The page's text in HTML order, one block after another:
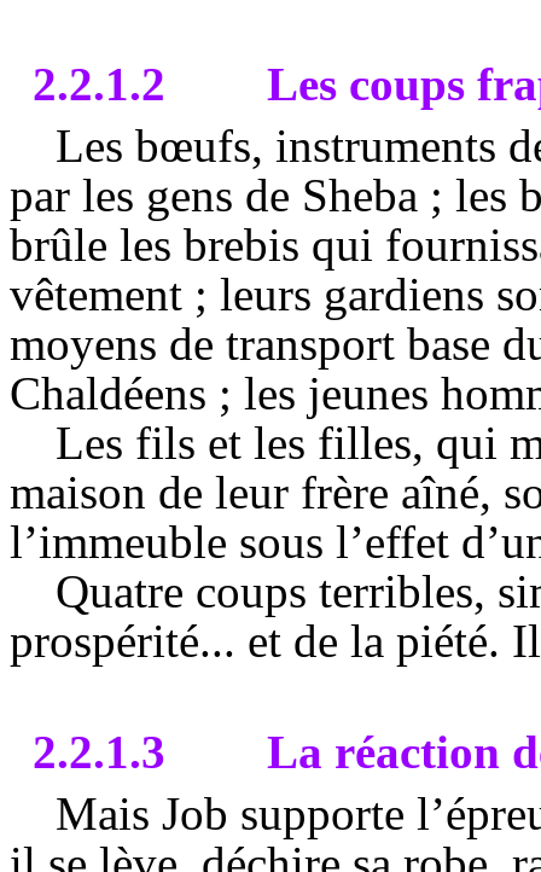
2.2.1.2
Les coups
Les bœufs, instruments
par les gens de Sheba ; les
brûle les brebis qui
vêtement ; leurs gardiens
moyens de transport base
Chaldéens ; les jeunes
Les fils et les filles, qui
maison de leur frère aîné,
l’immeuble sous l’effet
Quatre coups terribles,
prospérité... et de la piété.
2.2.1.3
La réaction
Mais Job supporte